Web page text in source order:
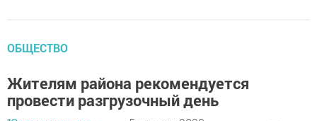
ОБЩЕСТВО
Жителям района рекомендуется
провести разгрузочный день